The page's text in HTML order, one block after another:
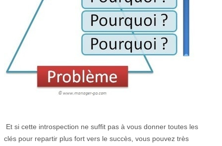
Et si cette introspection ne suffit pas à vous donner toutes les
clés pour repartir plus fort vers le succès, vous pouvez très